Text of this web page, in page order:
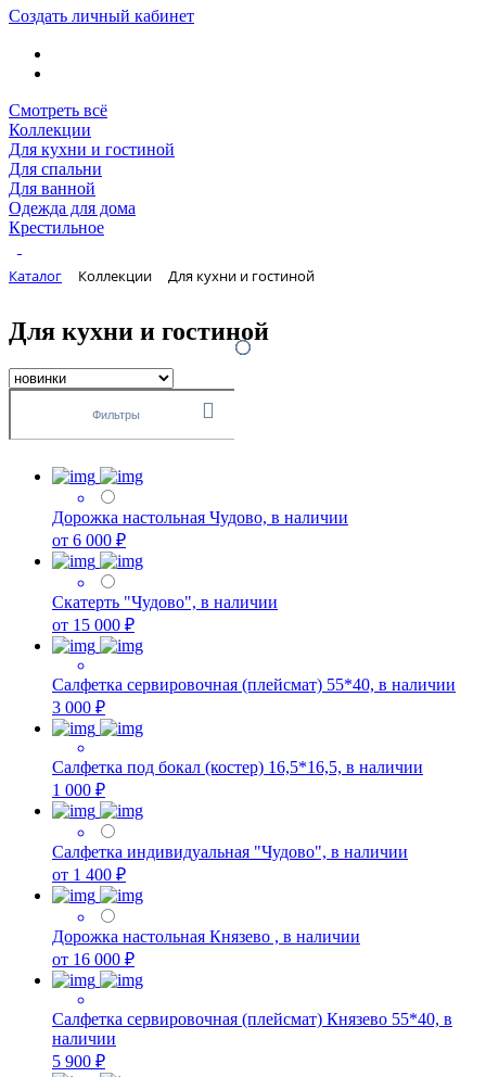
Создать личный кабинет
Смотреть всё
Коллекции
Для кухни и гостиной
Для спальни
Для ванной
Одежда для дома
Крестильное
Каталог Коллекции Для кухни и гостиной
Для кухни и гостиной
Фильтры
Дорожка настольная Чудово, в наличии
от 6 000 ₽
Скатерть "Чудово", в наличии
от 15 000 ₽
Салфетка сервировочная (плейсмат) 55*40, в наличии
3 000 ₽
Салфетка под бокал (костер) 16,5*16,5, в наличии
1 000 ₽
Салфетка индивидуальная "Чудово", в наличии
от 1 400 ₽
Дорожка настольная Князево , в наличии
от 16 000 ₽
Салфетка сервировочная (плейсмат) Князево 55*40, в
наличии
5 900 ₽